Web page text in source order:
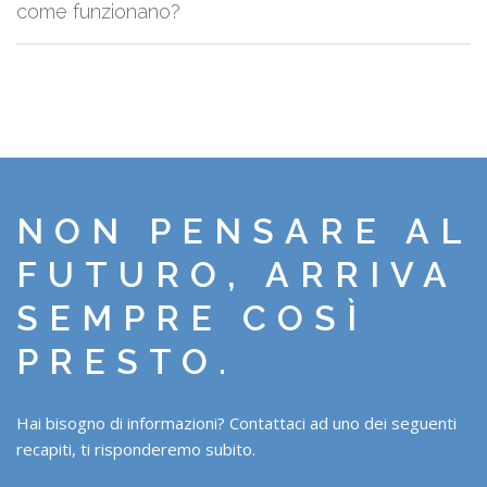
per la visita.
come funzionano?
NON PENSARE AL
FUTURO, ARRIVA
SEMPRE COSÌ
PRESTO.
Hai bisogno di informazioni? Contattaci ad uno dei seguenti
recapiti, ti risponderemo subito.